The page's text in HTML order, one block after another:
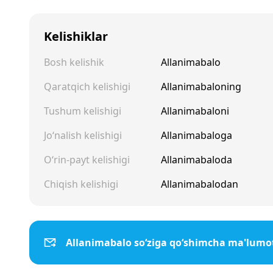
Kelishiklar
Bosh kelishik
Allanimabalo
Qaratqich kelishigi
Allanimabaloning
Tushum kelishigi
Allanimabaloni
Jo‘nalish kelishigi
Allanimabaloga
O‘rin-payt kelishigi
Allanimabaloda
Chiqish kelishigi
Allanimabalodan
Allanimabalo so‘ziga qo‘shimcha